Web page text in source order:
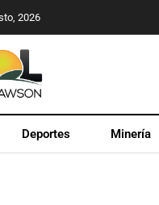
2026
Deportes Minería